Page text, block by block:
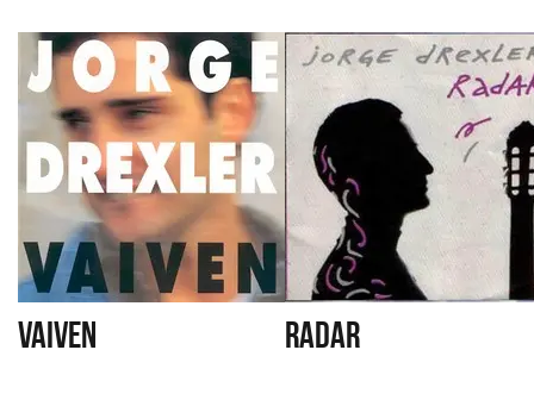
VAIVEN RADAR